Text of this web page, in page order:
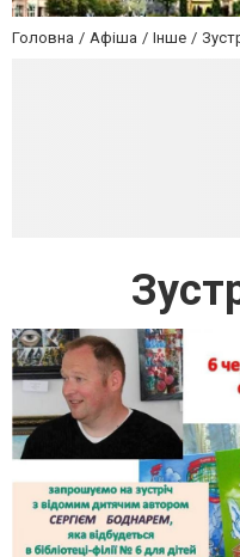
Головна Афіша Інше